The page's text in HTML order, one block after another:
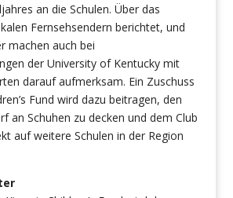
an die Schulen. Über das
Fernsehsendern berichtet, und
machen auch bei
der University of Kentucky mit
darauf aufmerksam. Ein Zuschuss
Fund wird dazu beitragen, den
an Schuhen zu decken und dem Club
auf weitere Schulen in der Region